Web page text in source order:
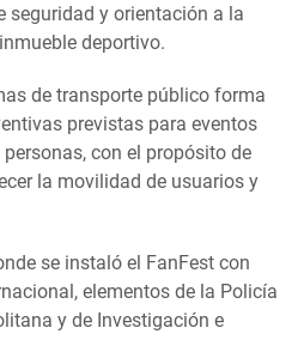
seguridad y orientación a la
deportivo.
de transporte público forma
previstas para eventos
con el propósito de
la movilidad de usuarios y
se instaló el FanFest con
elementos de la Policía
y de Investigación e